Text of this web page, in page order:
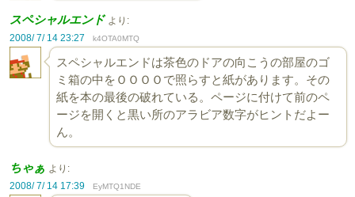
スペシャルエンド より:
2008/ 7/ 14 23:27
k4OTA0MTQ
スペシャルエンドは茶色のドアの向こうの部屋のゴ
ミ箱の中をＯＯＯＯで照らすと紙があります。その
紙を本の最後の破れている。ページに付けて前のペ
ージを開くと黒い所のアラビア数字がヒントだよー
ん。
ちゃぁ より:
2008/ 7/ 14 17:39
EyMTQ1NDE